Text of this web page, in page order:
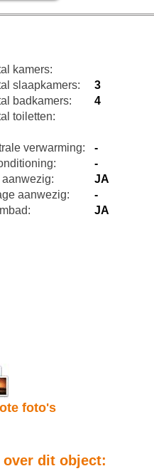
kamers:
slaapkamers:
3
badkamers:
4
toiletten:
verwarming:
-
-
aanwezig:
JA
aanwezig:
-
JA
foto's
dit object: